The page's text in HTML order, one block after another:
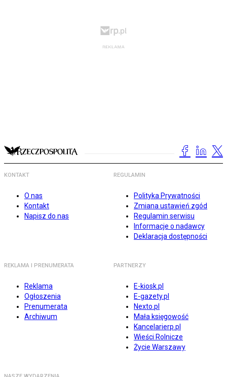
KONTAKT
O nas
Kontakt
Napisz do nas
REGULAMIN
Polityka Prywatności
Zmiana ustawień zgód
Regulamin serwisu
Informacje o nadawcy
Deklaracja dostępności
REKLAMA I PRENUMERATA
Reklama
Ogłoszenia
Prenumerata
Archiwum
PARTNERZY
E-kiosk.pl
E-gazety.pl
Nexto.pl
Mała księgowość
Kancelarierp.pl
Wieści Rolnicze
Życie Warszawy